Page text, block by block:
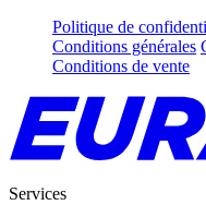
Politique de
Conditions générales
Conditions de vente
Services